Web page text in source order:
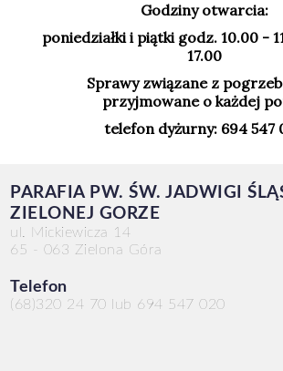
Godziny otwarcia:
poniedziałki i piątki godz. 10.00 -
17.00
Sprawy związane z
przyjmowane o każdej
telefon dyżurny: 694 547
PARAFIA PW. ŚW. JADWIGI
ZIELONEJ GORZE
ul. Mickiewicza 14
65 - 063 Zielona Góra
Telefon
(68)320 24 70 lub 694 547 020